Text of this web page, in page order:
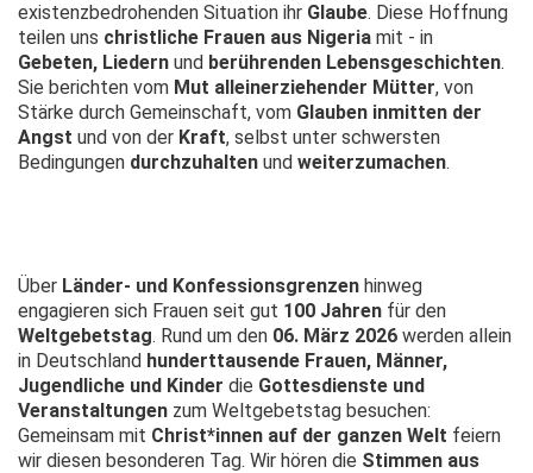
existenzbedrohenden Situation ihr Glaube. Diese Hoffnung
teilen uns christliche Frauen aus Nigeria mit - in
Gebeten, Liedern und berührenden Lebensgeschichten.
Sie berichten vom Mut alleinerziehender Mütter, von
Stärke durch Gemeinschaft, vom Glauben inmitten der
Angst und von der Kraft, selbst unter schwersten
Bedingungen durchzuhalten und weiterzumachen.
Über Länder- und Konfessionsgrenzen hinweg
engagieren sich Frauen seit gut 100 Jahren für den
Weltgebetstag. Rund um den 06. März 2026 werden allein
in Deutschland hunderttausende Frauen, Männer,
Jugendliche und Kinder die Gottesdienste und
Veranstaltungen zum Weltgebetstag besuchen:
Gemeinsam mit Christ*innen auf der ganzen Welt feiern
wir diesen besonderen Tag. Wir hören die Stimmen aus